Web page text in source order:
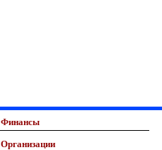
Финансы
Организации